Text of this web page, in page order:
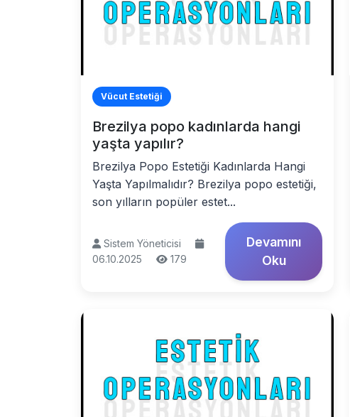
Vücut Estetiği
Brezilya popo kadınlarda hangi
yaşta yapılır?
Brezilya Popo Estetiği Kadınlarda Hangi
Yaşta Yapılmalıdır? Brezilya popo estetiği,
son yılların popüler estet...
Sistem Yöneticisi
06.10.2025
179
Devamını
Oku